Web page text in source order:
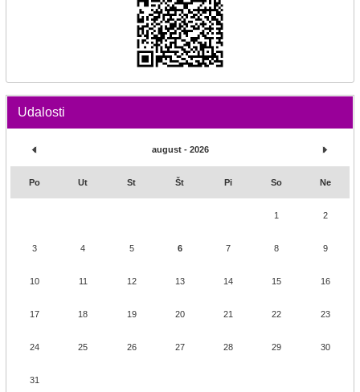
Udalosti
august - 2026
Po Ut St Št Pi So Ne
1 2
3 4 5 6 7 8 9
10 11 12 13 14 15 16
17 18 19 20 21 22 23
24 25 26 27 28 29 30
31